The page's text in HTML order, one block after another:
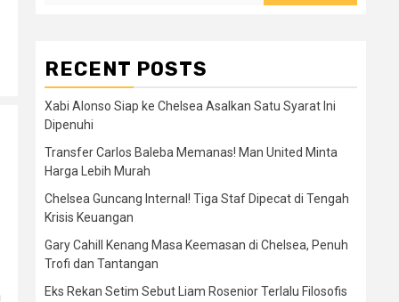
RECENT POSTS
Xabi Alonso Siap ke Chelsea Asalkan Satu Syarat Ini
Dipenuhi
Transfer Carlos Baleba Memanas! Man United Minta
Harga Lebih Murah
Chelsea Guncang Internal! Tiga Staf Dipecat di Tengah
Krisis Keuangan
Gary Cahill Kenang Masa Keemasan di Chelsea, Penuh
Trofi dan Tantangan
Eks Rekan Setim Sebut Liam Rosenior Terlalu Filosofis